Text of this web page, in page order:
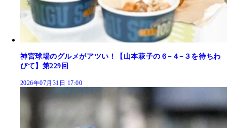
神宮球場のグルメがアツい！【山本萩子の６−４−３を待ちわ
びて】第229回
2026年07月31日 17:00